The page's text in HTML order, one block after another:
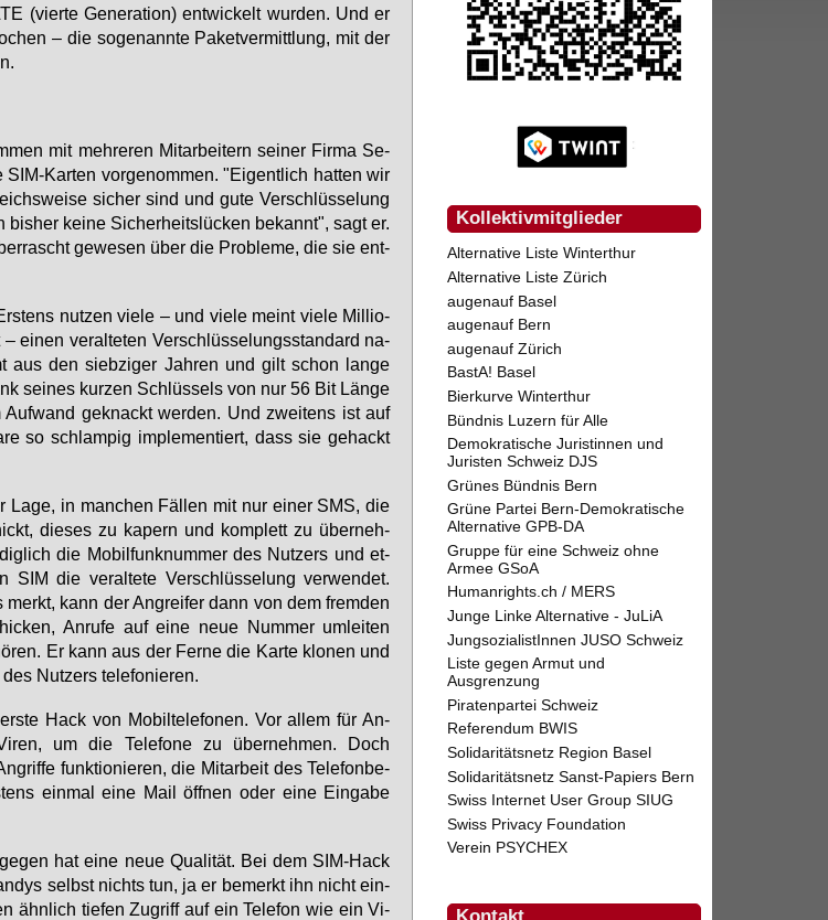
(vier­te Ge­ne­ra­ti­on) ent­wi­ckelt wur­den. Und er
– die so­ge­nann­te Pa­ket­ver­mitt­lung, mit der
mit meh­re­ren Mit­ar­bei­tern sei­ner Fir­ma Se­
Kar­ten vor­ge­nom­men. "Ei­gent­lich hat­ten wir
si­cher sind und gu­te Ver­schlüs­se­lung
bis­her kei­ne Si­cher­heits­lü­cken be­kannt", sagt er.
ge­we­sen über die Pro­ble­me, die sie ent­
nut­zen vie­le – und vie­le meint vie­le Mil­lio­
– ei­nen ver­al­te­ten Ver­schlüs­se­lungs­stan­dard na­
aus den sieb­zi­ger Jah­ren und gilt schon lan­ge
sei­nes kur­zen Schlüs­sels von nur 56 Bit Län­ge
Auf­wand ge­knackt wer­den. Und zwei­tens ist auf
so schlam­pig im­ple­men­tiert, dass sie ge­hackt
La­ge, in man­chen Fäl­len mit nur ei­ner SMS, die
die­ses zu ka­pern und kom­plett zu über­neh­
die Mo­bil­fun­k­num­mer des Nut­zers und et­
SIM die ver­al­te­te Ver­schlüs­se­lung ver­wen­det.
kann der An­grei­fer dann von dem frem­den
An­ru­fe auf ei­ne neue Num­mer um­lei­ten
Er kann aus der Fer­ne die Kar­te klo­nen und
Nut­zers te­le­fo­nie­ren.
Hack von Mo­bil­te­le­fo­nen. Vor al­lem für An­
um die Te­le­fo­ne zu über­neh­men. Doch
funk­tio­nie­ren, die Mit­ar­beit des Te­le­fon­be­
ein­mal ei­ne Mail öff­nen oder ei­ne Ein­ga­be
hat ei­ne neue Qua­li­tät. Bei dem SIM-Hack
selbst nichts tun, ja er be­merkt ihn nicht ein­
ähn­lich tie­fen Zu­griff auf ein Te­le­fon wie ein Vi­
Kollektivmitglieder
Alternative Liste Winterthur
Alternative Liste Zürich
augenauf Basel
augenauf Bern
augenauf Zürich
BastA! Basel
Bierkurve Winterthur
Bündnis Luzern für Alle
Demokratische Juristinnen und
Juristen Schweiz DJS
Grünes Bündnis Bern
Grüne Partei Bern-Demokratische
Alternative GPB-DA
Gruppe für eine Schweiz ohne
Armee GSoA
Humanrights.ch / MERS
Junge Linke Alternative - JuLiA
JungsozialistInnen JUSO Schweiz
Liste gegen Armut und
Ausgrenzung
Piratenpartei Schweiz
Referendum BWIS
Solidaritätsnetz Region Basel
Solidaritätsnetz Sanst-Papiers Bern
Swiss Internet User Group SIUG
Swiss Privacy Foundation
Verein PSYCHEX